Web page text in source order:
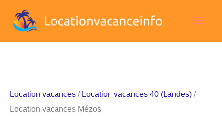
Location vacances / Location vacances 40 (Landes) /
Location vacances Mézos